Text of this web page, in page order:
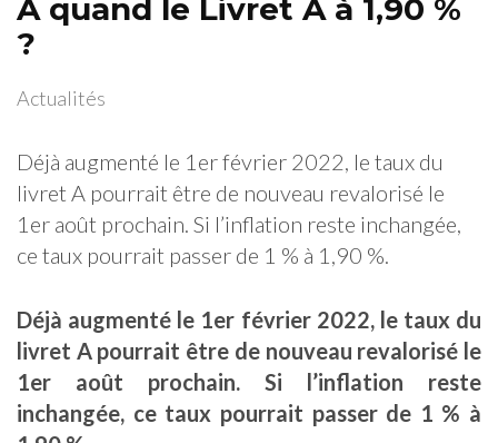
A quand le Livret A à 1,90 %
?
Actualités
Déjà augmenté le 1er février 2022, le taux du
livret A pourrait être de nouveau revalorisé le
1er août prochain. Si l’inflation reste inchangée,
ce taux pourrait passer de 1 % à 1,90 %.
Déjà augmenté le 1er février 2022, le taux du
livret A pourrait être de nouveau revalorisé le
1er août prochain. Si l’inflation reste
inchangée, ce taux pourrait passer de 1 % à